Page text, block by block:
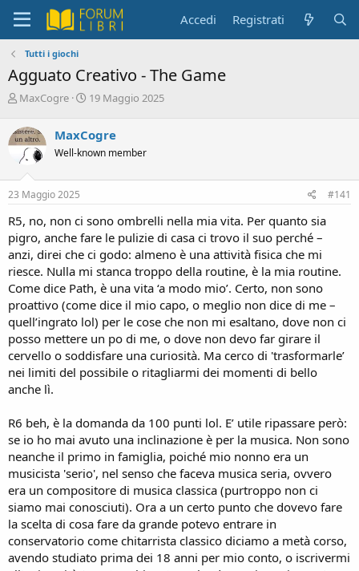
Accedi Registrati
Tutti i giochi
Agguato Creativo - The Game
C
e
a
t
r
e
i
s
c
u
s
o
n
e
MaxCogre
D
a
d
i
z
i
o
19 Maggio 2025
MaxCogre
Well-known member
23 Maggio 2025 #141
R5, no, non ci sono ombrelli nella mia vita. Per quanto sia
pigro, anche fare le pulizie di casa ci trovo il suo perché –
anzi, direi che ci godo: almeno è una attività fisica che mi
riesce. Nulla mi stanca troppo della routine, è la mia routine.
Come dice Path, è una vita ‘a modo mio’. Certo, non sono
proattivo (come dice il mio capo, o meglio non dice di me –
quell’ingrato lol) per le cose che non mi esaltano, dove non ci
posso mettere un po di me, o dove non devo far girare il
cervello o soddisfare una curiosità. Ma cerco di 'trasformarle’
nei limiti del possibile o ritagliarmi dei momenti di bello
anche lì.
R6 beh, è la domanda da 100 punti lol. E’ utile ripassare però:
se io ho mai avuto una inclinazione è per la musica. Non sono
neanche il primo in famiglia, poiché mio nonno era un
musicista 'serio', nel senso che faceva musica seria, ovvero
era un compositore di musica classica (purtroppo non ci
siamo mai conosciuti). Ora a un certo punto che dovevo fare
la scelta di cosa fare da grande potevo entrare in
conservatorio come chitarrista classico diciamo a metà corso,
avendo studiato prima dei 18 anni per mio conto, o iscrivermi